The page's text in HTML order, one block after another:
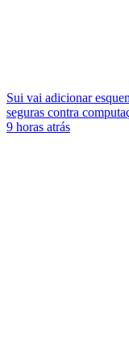
Sui vai adicionar
seguras contra
9 horas atrás